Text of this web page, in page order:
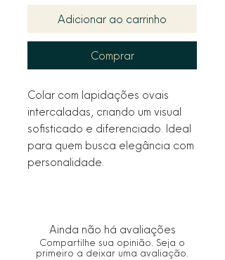
Adicionar ao carrinho
Comprar
Colar com lapidações ovais
intercaladas, criando um visual
sofisticado e diferenciado. Ideal
para quem busca elegância com
personalidade.
Ainda não há avaliações
Compartilhe sua opinião. Seja o
primeiro a deixar uma avaliação.